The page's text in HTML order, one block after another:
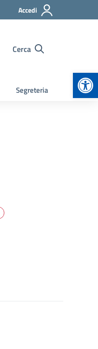
Accedi
Cerca
Segreteria